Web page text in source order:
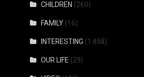
CHILDREN (260)
FAMILY (16)
INTERESTING (1 858)
OUR LIFE (29)